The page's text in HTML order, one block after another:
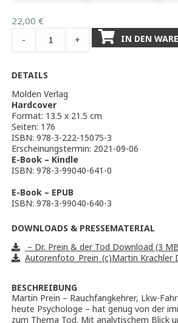
22,00 €
-
+ IN DEN
DETAILS
Molden Verlag
Hardcover
Format: 13.5 x 21.5 cm
Seiten: 176
ISBN: 978-3-222-15075-3
Erscheinungstermin: 2021-09-06
E-Book – Kindle
ISBN: 978-3-99040-641-0
E-Book – EPUB
ISBN: 978-3-99040-640-3
DOWNLOADS & PRESSEMATERIAL
– Dr. Prein & der Tod Download (3
Autorenfoto_Prein_(c)Martin Krachler
BESCHREIBUNG
Martin Prein – Rauchfangkehrer, Lkw-
heute Psychologe – hat genug von der
zum Thema Tod. Mit analytischem Blick